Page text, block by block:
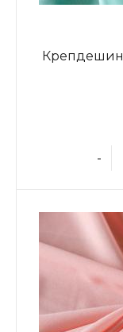
Крепдешин
-